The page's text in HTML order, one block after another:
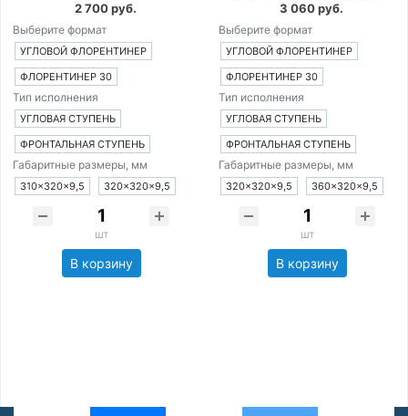
2 700 руб.
Выберите формат
УГЛОВОЙ ФЛОРЕНТИНЕР
ФЛОРЕНТИНЕР 30
Тип исполнения
УГЛОВАЯ СТУПЕНЬ
ФРОНТАЛЬНАЯ СТУПЕНЬ
Габаритные размеры, мм
310×320×9,5 320×320×9,5
шт
В корзину
3 060 руб.
Выберите формат
УГЛОВОЙ ФЛОРЕНТИНЕР
ФЛОРЕНТИНЕР 30
Тип исполнения
УГЛОВАЯ СТУПЕНЬ
ФРОНТАЛЬНАЯ СТУПЕНЬ
Габаритные размеры, мм
320×320×9,5 360×320×9,5
шт
В корзину